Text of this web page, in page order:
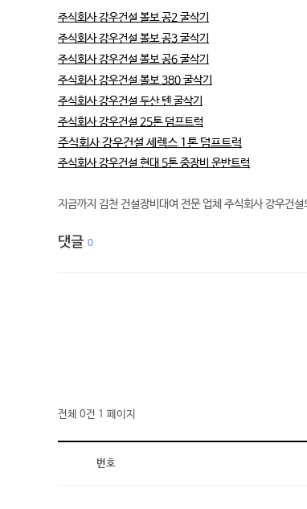
주식회사 강우건설 볼보 공2 굴삭기
주식회사 강우건설 볼보 공3 굴삭기
주식회사 강우건설 볼보 공6 굴삭기
주식회사 강우건설 볼보 380 굴삭기
주식회사 강우건설 두산 텐 굴삭기
주식회사 강우건설 25톤 덤프트럭
주식회사 강우건설 세렉스 1톤 덤프트럭
주식회사 강우건설 현대 5톤 중장비 운반트럭
지금까지 김천 건설장비대여 전문 업체 주식회사 강우건
댓글 0
전체 0건 1 페이지
번호